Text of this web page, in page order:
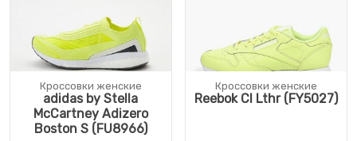
Кроссовки женские
adidas by Stella
McCartney Adizero
Boston S (FU8966)
Кроссовки женские
Reebok Cl Lthr (FY5027)